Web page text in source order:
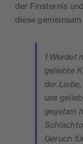
der Finsternis
diese
1 Werdet
geliebte
der
uns
gegeben
Geruch